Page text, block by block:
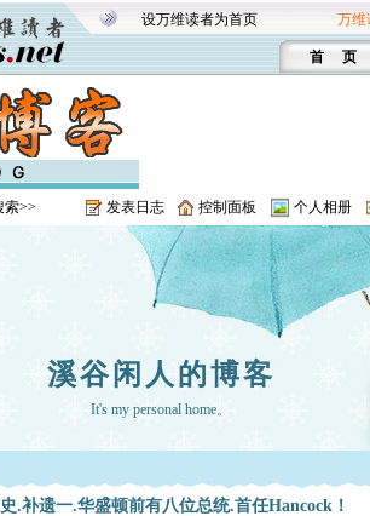
设万维读者为首页 万维
首 页
索>> 发表日志 控制面板 个人相册
溪谷闲人的博客
It's my personal home。
.补遗一.华盛顿前有八位总统.首任Hancock！